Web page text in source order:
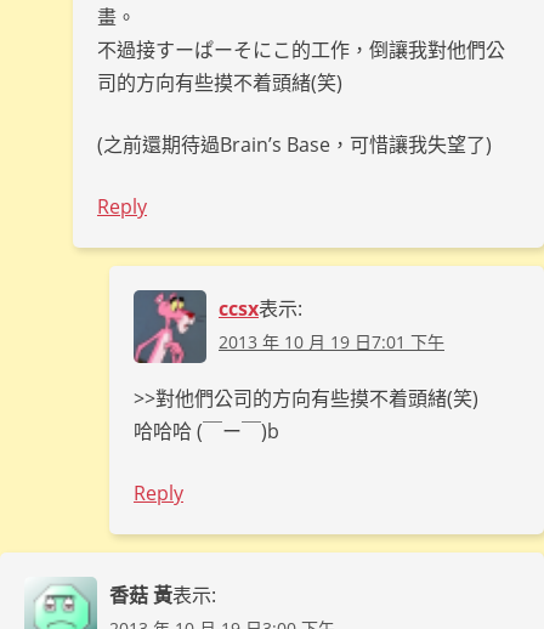
畫。
不過接すーぱーそにこ的工作，倒讓我對他們公
司的方向有些摸不着頭緒(笑)
(之前還期待過Brain’s Base，可惜讓我失望了)
Reply
ccsx表示:
2013 年 10 月 19 日7:01 下午
>>對他們公司的方向有些摸不着頭緒(笑)
哈哈哈 (￣ー￣)b
Reply
香菇 黃表示: